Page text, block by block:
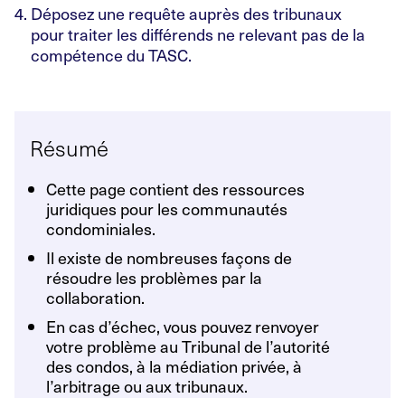
Déposez une requête auprès des tribunaux
pour traiter les différends ne relevant pas de la
compétence du TASC.
Résumé
Cette page contient des ressources
juridiques pour les communautés
condominiales.
Il existe de nombreuses façons de
résoudre les problèmes par la
collaboration.
En cas d’échec, vous pouvez renvoyer
votre problème au Tribunal de l’autorité
des condos, à la médiation privée, à
l’arbitrage ou aux tribunaux.